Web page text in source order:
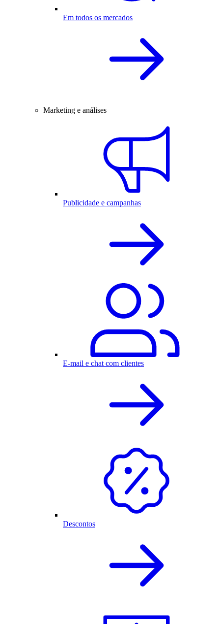
Em todos os mercados
Marketing e análises
Publicidade e campanhas
E-mail e chat com clientes
Descontos